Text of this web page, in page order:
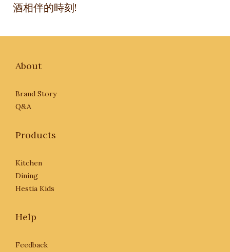
酒相伴的時刻!
About
Brand Story
Q&A
Products
Kitchen
Dining
Hestia Kids
Help
Feedback